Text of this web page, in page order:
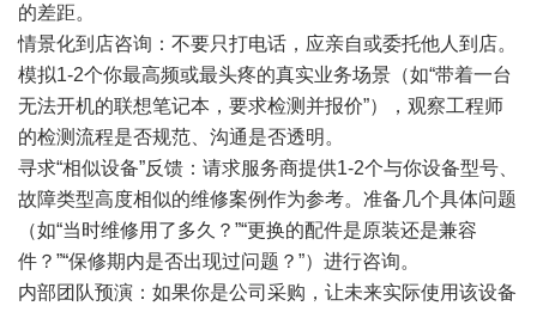
的差距。
情景化到店咨询：不要只打电话，应亲自或委托他人到店。
模拟1-2个你最高频或最头疼的真实业务场景（如“带着一台
无法开机的联想笔记本，要求检测并报价”），观察工程师
的检测流程是否规范、沟通是否透明。
寻求“相似设备”反馈：请求服务商提供1-2个与你设备型号、
故障类型高度相似的维修案例作为参考。准备几个具体问题
（如“当时维修用了多久？”“更换的配件是原装还是兼容
件？”“保修期内是否出现过问题？”）进行咨询。
内部团队预演：如果你是公司采购，让未来实际使用该设备